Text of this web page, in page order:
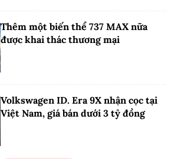
Thêm một biến thể 737 MAX nữa
được khai thác thương mại
Volkswagen ID. Era 9X nhận cọc tại
Việt Nam, giá bán dưới 3 tỷ đồng